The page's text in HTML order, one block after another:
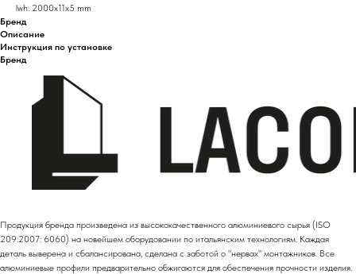
lwh: 2000x11x5 mm
Бренд
Описание
Инструкция по установке
Бренд
Продукция бренда произведена из высококачественного алюминиевого сырья (ISO
209:2007: 6060) на новейшем оборудовании по итальянским технологиям. Каждая
деталь выверена и сбалансирована, сделана с заботой о "нервах" монтажников. Все
алюминиевые профили предварительно обжигаются для обеспечения прочности изделия.